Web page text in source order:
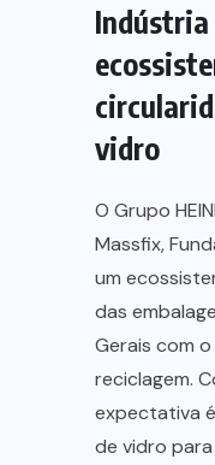
Indústria
vidro
O Grupo
Massfix,
um
das
Gerais com
reciclagem.
expectativa
de vidro